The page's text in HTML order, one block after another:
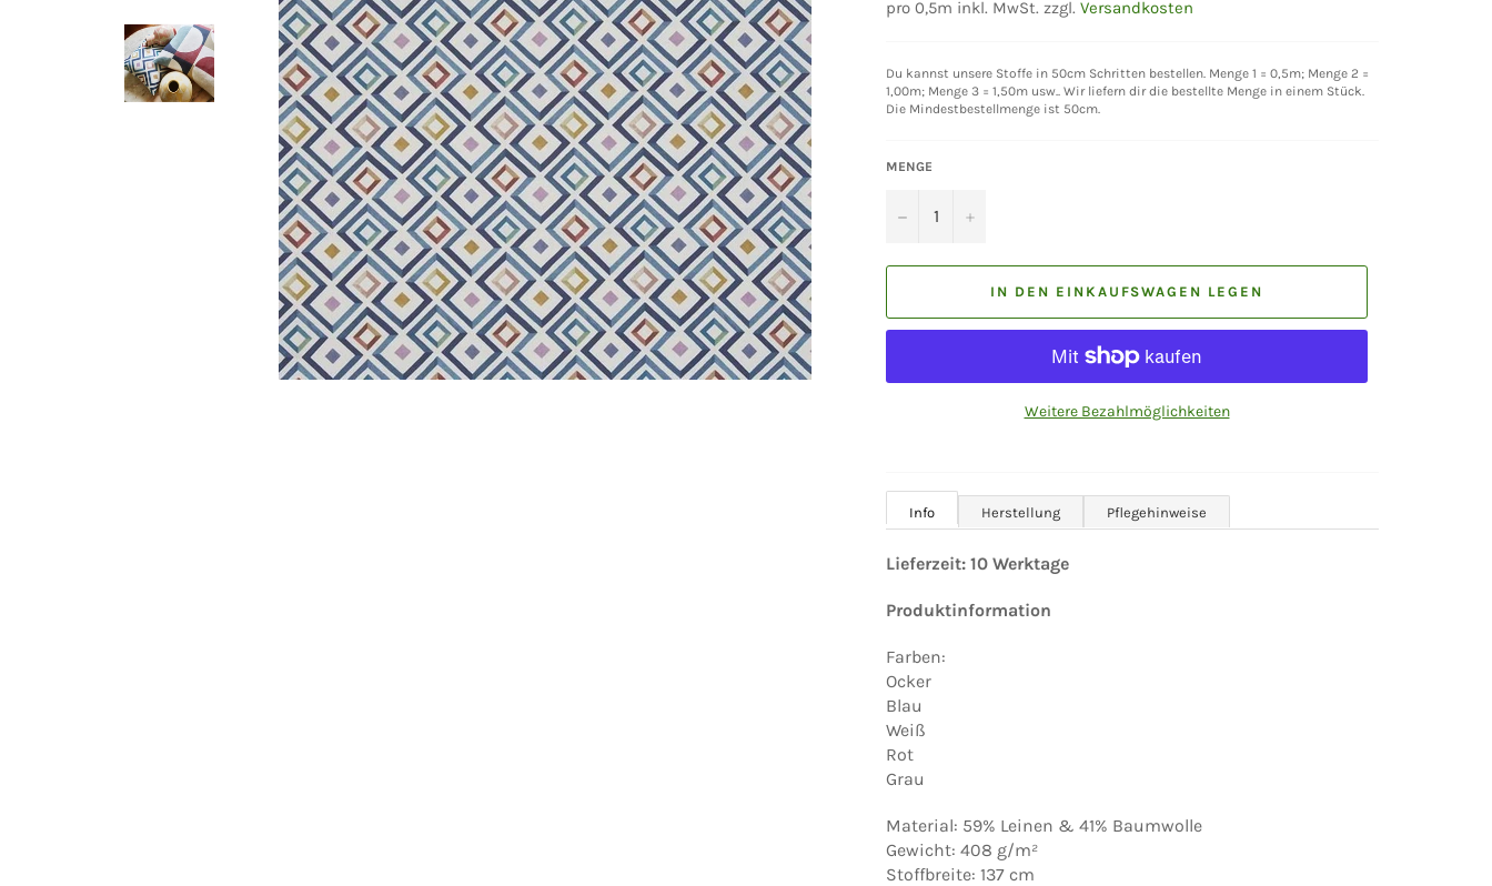
pro 0,5m inkl. MwSt. zzgl. Versandkosten
Du kannst unsere Stoffe in 50cm Schritten bestellen. Menge 1 = 0,5m; Menge 2 =
1,00m; Menge 3 = 1,50m usw.. Wir liefern dir die bestellte Menge in einem Stück.
Die Mindestbestellmenge ist 50cm.
MENGE
− +
IN DEN EINKAUFSWAGEN LEGEN
Weitere Bezahlmöglichkeiten
Info Herstellung Pflegehinweise
Lieferzeit: 10 Werktage
Produktinformation
Farben:
Ocker
Blau
Weiß
Rot
Grau
Material: 59% Leinen & 41% Baumwolle
Gewicht: 408 g/m²
Stoffbreite: 137 cm